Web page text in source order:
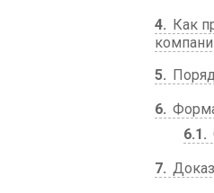
4
Как
5
6
6.1
7